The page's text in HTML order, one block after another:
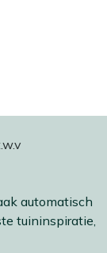
automatisch
tuininspiratie,